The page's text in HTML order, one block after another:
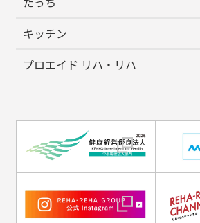
キッチン
プロエイド リハ・リハ